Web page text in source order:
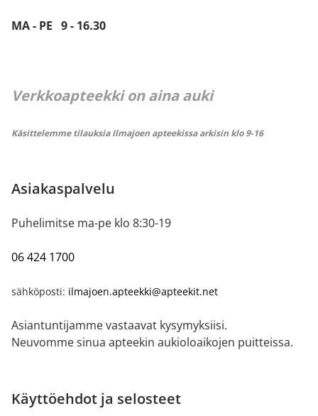
MA - PE 9 - 16.30
Verkkoapteekki on aina auki
Käsittelemme tilauksia Ilmajoen apteekissa arkisin klo 9-16
Asiakaspalvelu
Puhelimitse ma-pe klo 8:30-19
06 424 1700
sähköposti: ilmajoen.apteekki@apteekit.net
Asiantuntijamme vastaavat kysymyksiisi.
Neuvomme sinua apteekin aukioloaikojen puitteissa.
Käyttöehdot ja selosteet